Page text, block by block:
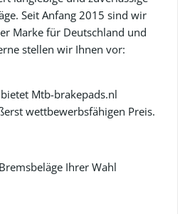
Seit Anfang 2015 sind wir
Marke für Deutschland und
stellen wir Ihnen vor:
Mtb-brakepads.nl
wettbewerbsfähigen Preis.
Ihrer Wahl